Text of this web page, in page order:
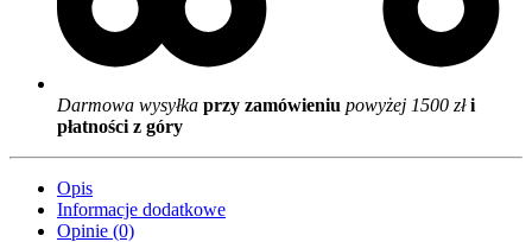
Darmowa wysyłka przy zamówieniu powyżej 1500 złi
płatności z góry
Opis
Informacje dodatkowe
Opinie (0)